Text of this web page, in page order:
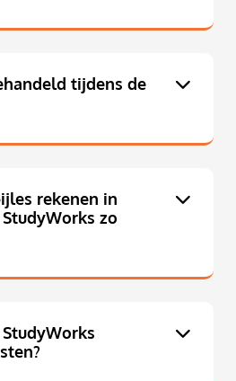
tijdens de
rekenen in
zo